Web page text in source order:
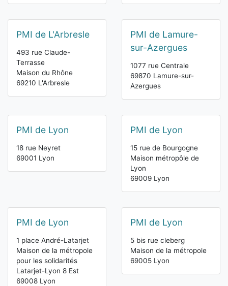
PMI de L'Arbresle
493 rue Claude-
Terrasse
Maison du Rhône
69210 L'Arbresle
PMI de Lamure-
sur-Azergues
1077 rue Centrale
69870 Lamure-sur-
Azergues
PMI de Lyon
18 rue Neyret
69001 Lyon
PMI de Lyon
15 rue de Bourgogne
Maison métropôle de
Lyon
69009 Lyon
PMI de Lyon
1 place André-Latarjet
Maison de la métropole
pour les solidarités
Latarjet-Lyon 8 Est
69008 Lyon
PMI de Lyon
5 bis rue cleberg
Maison de la métropole
69005 Lyon